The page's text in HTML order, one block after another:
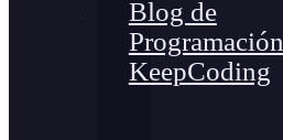
Blog de
Programación
KeepCoding